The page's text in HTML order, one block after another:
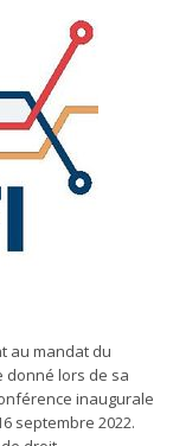
au mandat du
donné lors de sa
inaugurale
septembre 2022.